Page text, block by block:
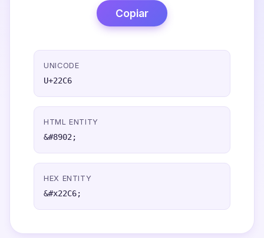
Copiar
UNICODE
U+22C6
HTML ENTITY
&#8902;
HEX ENTITY
&#x22C6;